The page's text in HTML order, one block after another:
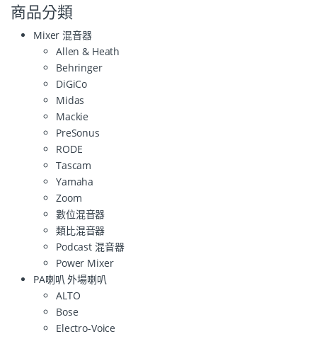
商品分類
Mixer 混音器
Allen & Heath
Behringer
DiGiCo
Midas
Mackie
PreSonus
RODE
Tascam
Yamaha
Zoom
數位混音器
類比混音器
Podcast 混音器
Power Mixer
PA喇叭 外場喇叭
ALTO
Bose
Electro-Voice